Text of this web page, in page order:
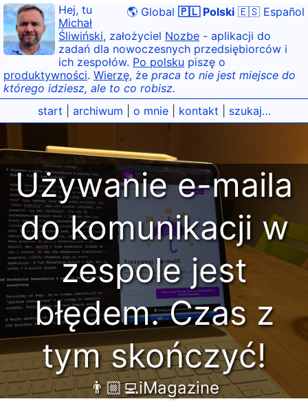
🌎 Global 🇵🇱 Polski 🇪🇸 Español
Hej, tu
Michał
Śliwiński, założyciel Nozbe - aplikacji do
zadań dla nowoczesnych przedsiębiorców i
ich zespołów. Po polsku piszę o
produktywności. Wierzę, że praca to nie jest miejsce do
którego idziesz, ale to co robisz.
start
archiwum o mnie| kontakt szukaj…
Używanie e-maila
do komunikacji w
zespole jest
błędem. Czas z
tym skończyć!
👨🏼‍💻iMagazine